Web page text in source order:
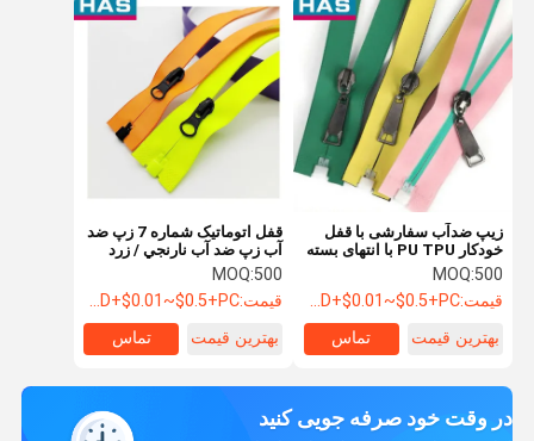
قفل اتوماتيک شماره 7 زپ ضد
آب زپ ضد آب نارنجي / زرد
MOQ:500
قیمت:USD+$0.01~$0.5+PC
بهترین قیمت
تماس
زیپ ضدآب سفارشی با قفل
خودکار PU TPU با انتهای بسته
نامرئیMOQ:500
قیمت:USD+$0.01~$0.5+PC
بهترین قیمت
تماس
در وقت خود صرفه جویی کنید